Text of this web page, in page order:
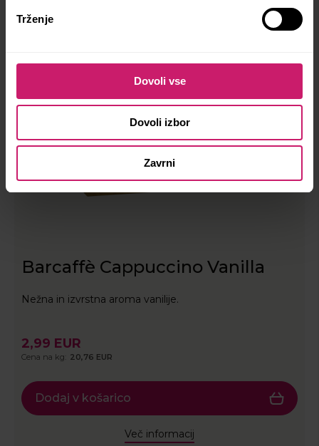
Trženje
Dovoli vse
Dovoli izbor
Zavrni
Barcaffè Cappuccino Vanilla
Nežna in izvrstna aroma vanilije.
2,99 EUR
Cena na kg: 20,76 EUR
Dodaj v košarico
Več informacij